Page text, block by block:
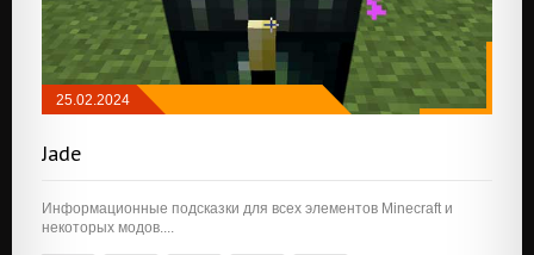
25.02.2024
Jade
Информационные подсказки для всех элементов Minecraft и
некоторых модов....